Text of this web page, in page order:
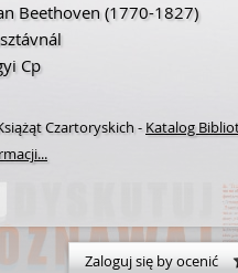
Beethoven(1770-1827)
Cp
Czartoryskich- Katalog
Zaloguj się by ocenić